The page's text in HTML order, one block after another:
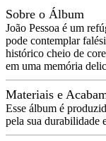
Sobre o Álbum
João Pessoa é um
pode contemplar
histórico cheio de
em uma memória
Materiais e
Esse álbum é
pela sua durabilidade